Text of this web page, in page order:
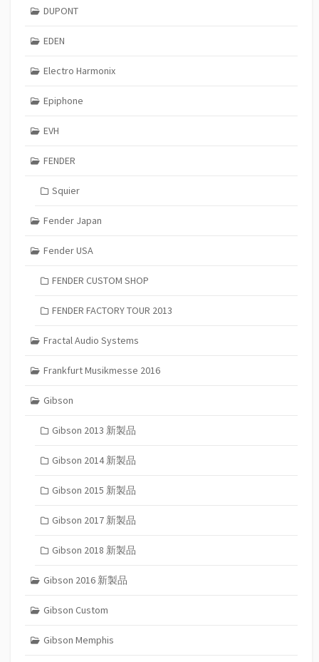
DUPONT
EDEN
Electro Harmonix
Epiphone
EVH
FENDER
Squier
Fender Japan
Fender USA
FENDER CUSTOM SHOP
FENDER FACTORY TOUR 2013
Fractal Audio Systems
Frankfurt Musikmesse 2016
Gibson
Gibson 2013 新製品
Gibson 2014 新製品
Gibson 2015 新製品
Gibson 2017 新製品
Gibson 2018 新製品
Gibson 2016 新製品
Gibson Custom
Gibson Memphis